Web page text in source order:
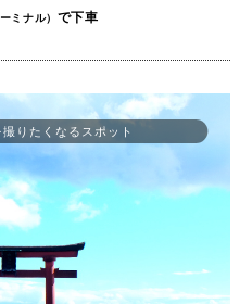
ミナル） で下車
りたくなるスポット